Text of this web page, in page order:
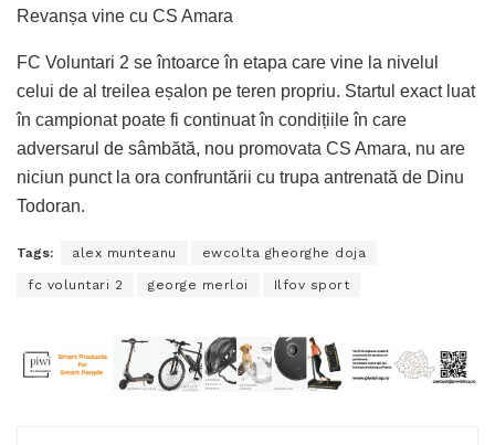
Revanșa vine cu CS Amara
FC Voluntari 2 se întoarce în etapa care vine la nivelul
celui de al treilea eșalon pe teren propriu. Startul exact luat
în campionat poate fi continuat în condițiile în care
adversarul de sâmbătă, nou promovata CS Amara, nu are
niciun punct la ora confruntării cu trupa antrenată de Dinu
Todoran.
Tags: alex munteanu ewcolta gheorghe doja
fc voluntari 2 george merloi Ilfov sport